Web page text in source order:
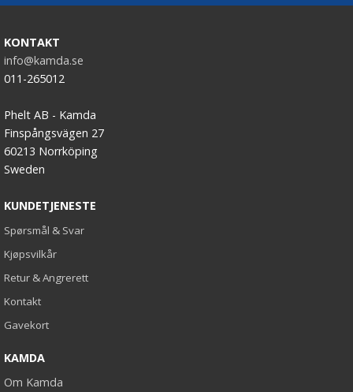
KONTAKT
info@kamda.se
011-265012
Phelt AB - Kamda
Finspångsvägen 27
60213 Norrköping
Sweden
KUNDETJENESTE
Spørsmål & Svar
Kjøpsvilkår
Retur & Angrerett
Kontakt
Gavekort
KAMDA
Om Kamda